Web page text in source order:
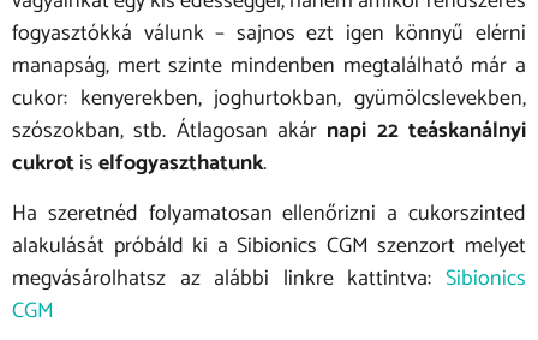
fogyasztókká válunk – sajnos ezt igen könnyű elérni
manapság, mert szinte mindenben megtalálható már a
cukor: kenyerekben, joghurtokban, gyümölcslevekben,
szószokban, stb. Átlagosan akár napi 22 teáskanálnyi
cukrotiselfogyaszthatunk.
Ha szeretnéd folyamatosan ellenőrizni a cukorszinted
alakulását próbáld ki a Sibionics CGM szenzort melyet
megvásárolhatsz az alábbi linkre kattintva: Sibionics
CGM